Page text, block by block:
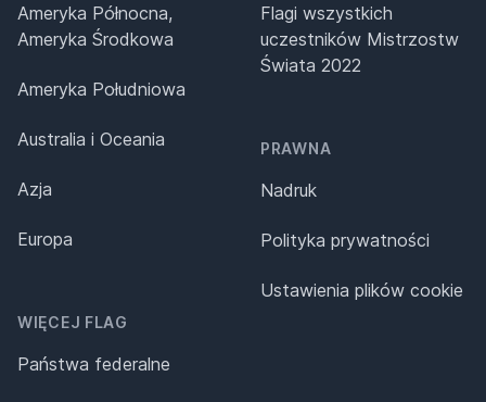
Ameryka Północna,
Ameryka Środkowa
Ameryka Południowa
Australia i Oceania
Azja
Europa
WIĘCEJ FLAG
Państwa federalne
Flagi wszystkich
uczestników Mistrzostw
Świata 2022
PRAWNA
Nadruk
Polityka prywatności
Ustawienia plików cookie